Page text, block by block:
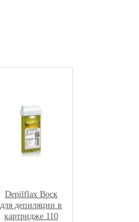
Depilflax Воск
для депиляции в
картридже 110